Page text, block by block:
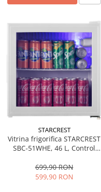
STARCREST
Vitrina frigorifica STARCREST
SBC-51WHE, 46 L, Control
48.8 cm, Alb
699,90 RON
599,90 RON